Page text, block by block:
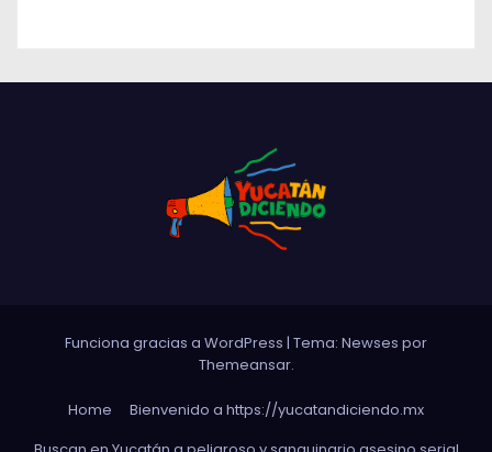
Funciona gracias a WordPress | Tema: Newses por
Themeansar.
Home
Bienvenido a https://yucatandiciendo.mx